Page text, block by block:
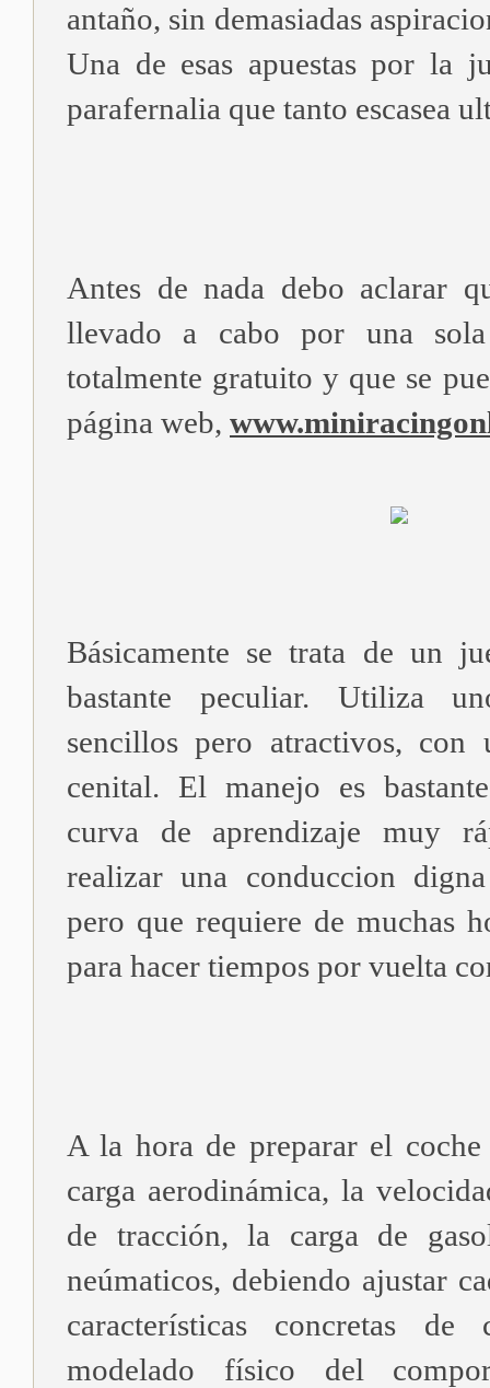
antaño, sin demasiadas
Una de esas apuestas por la
parafernalia que tanto escasea
Antes de nada debo aclarar
llevado a cabo por una
totalmente gratuito y que se
página web,
Básicamente se trata de un
bastante peculiar. Utiliza
sencillos pero atractivos,
cenital. El manejo es
curva de aprendizaje muy
realizar una conduccion
pero que requiere de muchas
para hacer tiempos por vuelta
A la hora de preparar el
carga aerodinámica, la
de tracción, la carga de
neúmaticos, debiendo ajustar
características concretas
modelado físico del